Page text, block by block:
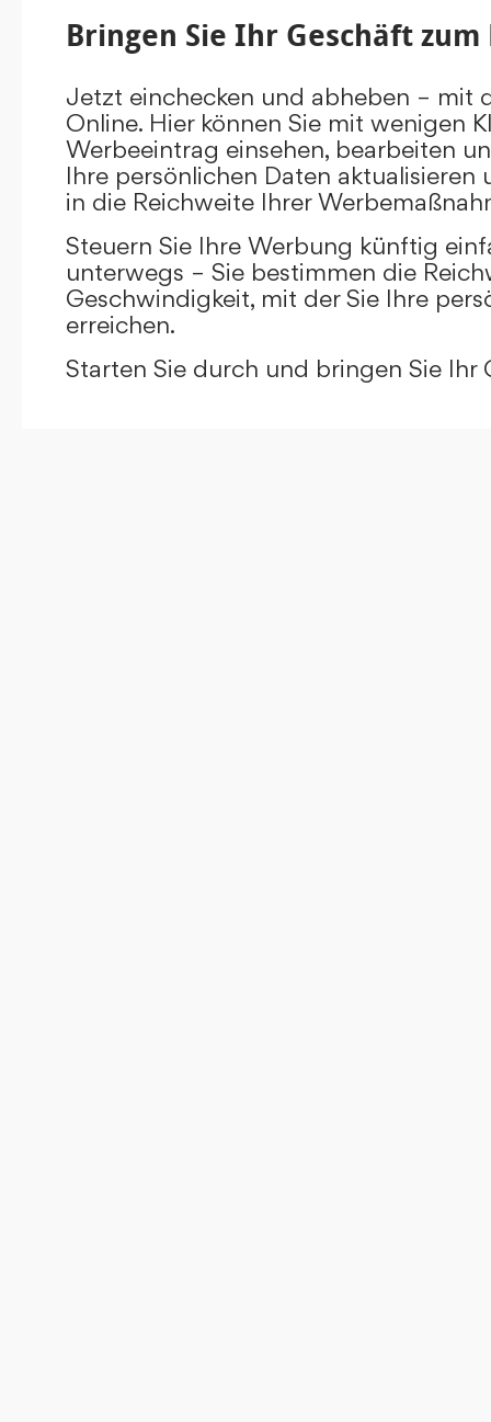
Bringen Sie Ihr Geschäft zum
Jetzt einchecken und abheben – mit
Online. Hier können Sie mit wenigen
Werbeeintrag einsehen, bearbeiten
Ihre persönlichen Daten aktualisieren
in die Reichweite Ihrer
Steuern Sie Ihre Werbung künftig
unterwegs – Sie bestimmen die
Geschwindigkeit, mit der Sie Ihre
erreichen.
Starten Sie durch und bringen Sie Ihr